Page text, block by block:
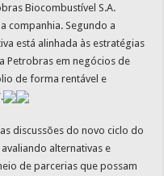
Biocombustível S.A.
companhia. Segundo a
está alinhada às estratégias
Petrobras em negócios de
de forma rentável e
discussões do novo ciclo do
alternativas e
de parcerias que possam